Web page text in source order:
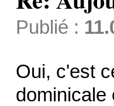
Publié :
Oui, c'est
dominicale